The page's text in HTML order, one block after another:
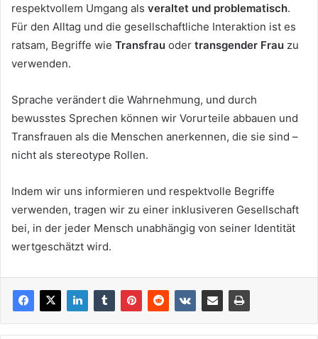
respektvollem Umgang als veraltet und problematisch.
Für den Alltag und die gesellschaftliche Interaktion ist es
ratsam, Begriffe wie Transfrau oder transgender Frau zu
verwenden.
Sprache verändert die Wahrnehmung, und durch
bewusstes Sprechen können wir Vorurteile abbauen und
Transfrauen als die Menschen anerkennen, die sie sind –
nicht als stereotype Rollen.
Indem wir uns informieren und respektvolle Begriffe
verwenden, tragen wir zu einer inklusiveren Gesellschaft
bei, in der jeder Mensch unabhängig von seiner Identität
wertgeschätzt wird.